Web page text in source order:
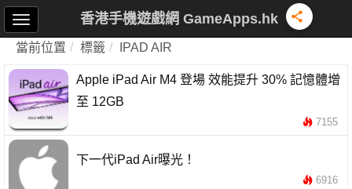
香港手機遊戲網 GameApps.hk
當前位置 標籤 IPAD AIR
Apple iPad Air M4 登場 效能提升 30% 記憶體增
至 12GB
7155
下一代iPad Air曝光！
6916